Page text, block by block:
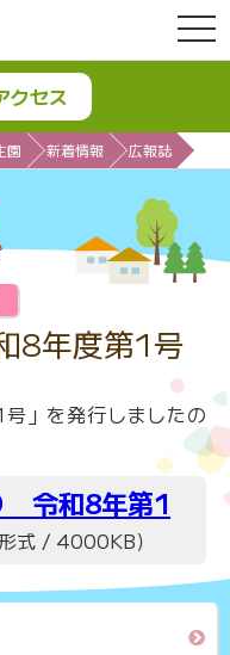
クセス
園 新着情報 広報誌
8年度第1号
」を発行しましたの
令和8年第1
式 / 4000KB）